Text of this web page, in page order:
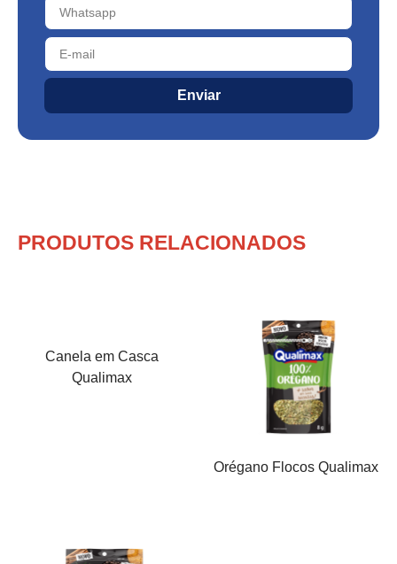
Enviar
PRODUTOS RELACIONADOS
Canela em Casca
Qualimax
Orégano Flocos Qualimax